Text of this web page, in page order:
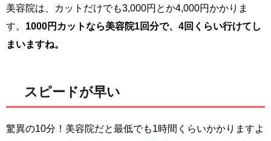
美容院は、カットだけでも3,000円とか4,000円かかりま
す。 1000円カットなら美容院1回分で、4回くらい行けてし
まいますね。
スピードが早い
驚異の10分！美容院だと最低でも1時間くらいかかりますよ